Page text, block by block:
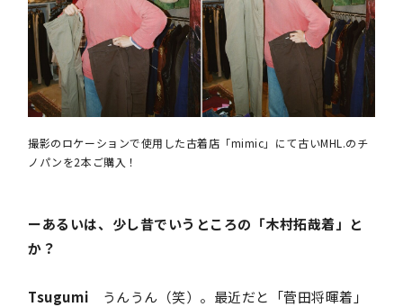
撮影のロケーションで使用した古着店「mimic」にて古いMHL.のチ
ノパンを2本ご購入！
ーあるいは、少し昔でいうところの「木村拓哉着」と
か？
Tsugumi うんうん（笑）。最近だと「菅田将暉着」